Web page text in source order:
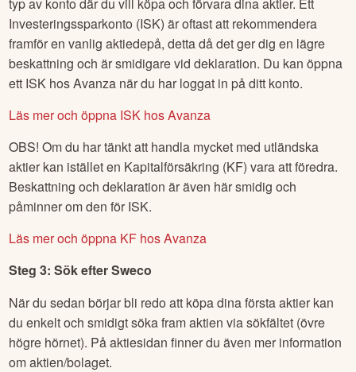
Investeringssparkonto (ISK) är oftast att rekommendera
framför en vanlig aktiedepå, detta då det ger dig en lägre
beskattning och är smidigare vid deklaration. Du kan öppna
ett ISK hos Avanza när du har loggat in på ditt konto.
Läs mer och öppna ISK hos Avanza
OBS! Om du har tänkt att handla mycket med utländska
aktier kan istället en Kapitalförsäkring (KF) vara att föredra.
Beskattning och deklaration är även här smidig och
påminner om den för ISK.
Läs mer och öppna KF hos Avanza
Steg 3: Sök efterSweco
När du sedan börjar bli redo att köpa dina första aktier kan
du enkelt och smidigt söka fram aktien via sökfältet (övre
högre hörnet). På aktiesidan finner du även mer information
om aktien/bolaget.